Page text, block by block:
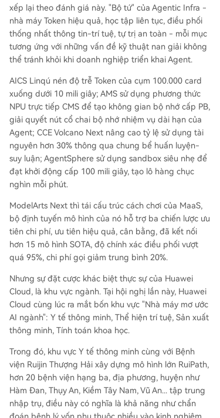
xếp lại theo đánh giá này. "Bộ tứ" của Agentic Infra -
nhà máy Token hiệu quả, học tập liên tục, điều phối
thống nhất thông tin-trí tuệ, tự trị an toàn - mỗi mục
tương ứng với những vấn đề kỹ thuật nan giải không
thể tránh khỏi khi doanh nghiệp triển khai Agent.
AICS Linqú nén độ trễ Token của cụm 100.000 card
xuống dưới 10 mili giây; AMS sử dụng phương thức
NPU trực tiếp CMS để tạo không gian bộ nhớ cấp PB,
giải quyết nút cổ chai bộ nhớ nhiệm vụ dài hạn của
Agent; CCE Volcano Next nâng cao tỷ lệ sử dụng tài
nguyên hơn 30% thông qua chung bể huấn luyện-
suy luận; AgentSphere sử dụng sandbox siêu nhẹ để
đạt khởi động cấp 100 mili giây, tạo lô hàng chục
nghìn mỗi phút.
ModelArts Next thì tái cấu trúc cách chơi của MaaS,
bộ định tuyến mô hình của nó hỗ trợ ba chiến lược ưu
tiên chi phí, ưu tiên hiệu quả, cân bằng, đã kết nối
hơn 15 mô hình SOTA, độ chính xác điều phối vượt
quá 95%, chi phí gọi giảm trung bình 20%.
Nhưng sự đặt cược khác biệt thực sự của Huawei
Cloud, là khu vực ngành. Tại hội nghị lần này, Huawei
Cloud cùng lúc ra mắt bốn khu vực "Nhà máy mơ ước
AI ngành": Y tế thông minh, Thể hiện trí tuệ, Sản xuất
thông minh, Tính toán khoa học.
Trong đó, khu vực Y tế thông minh cùng với Bệnh
viện Ruijin Thượng Hải xây dựng mô hình lớn RuiPath,
hơn 20 bệnh viện hạng ba, địa phương, huyện như
Hàm Đan, Thụy An, Kiềm Tây Nam, Vũ An... tập trung
nhập trụ, điều này có nghĩa là khả năng như chẩn
đoán bệnh lý vốn phụ thuộc nhiều vào kinh nghiệm